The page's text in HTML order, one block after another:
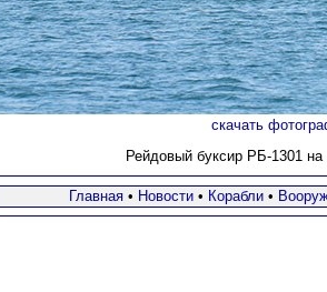
скачать
Рейдовый буксир РБ-1301
Главная• Новости• Корабли•